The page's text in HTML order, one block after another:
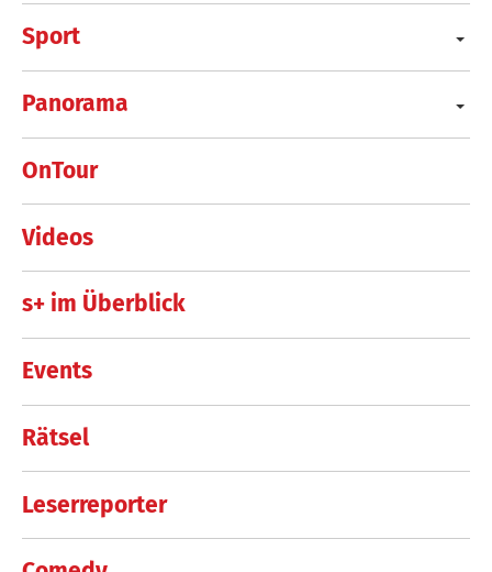
Sport
Panorama
OnTour
Videos
s+ im Überblick
Events
Rätsel
Leserreporter